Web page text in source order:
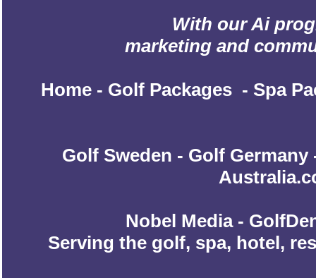
With our Ai
marketing and
Home - Golf Packages - Spa
Golf Sweden - Golf Germany
Nobel Media -
Serving the golf, spa, hotel,